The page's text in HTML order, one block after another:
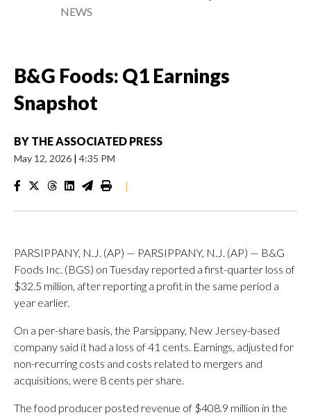
NEWS
B&G Foods: Q1 Earnings
Snapshot
BY THE ASSOCIATED PRESS
May 12, 2026 | 4:35 PM
|
PARSIPPANY, N.J. (AP) — PARSIPPANY, N.J. (AP) — B&G
Foods Inc. (BGS) on Tuesday reported a first-quarter loss of
$32.5 million, after reporting a profit in the same period a
year earlier.
On a per-share basis, the Parsippany, New Jersey-based
company said it had a loss of 41 cents. Earnings, adjusted for
non-recurring costs and costs related to mergers and
acquisitions, were 8 cents per share.
The food producer posted revenue of $408.9 million in the